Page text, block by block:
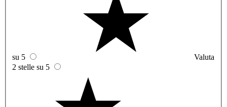
su 5
Valuta
2 stelle su 5